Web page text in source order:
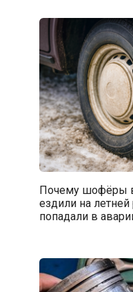
Почему шофёры
ездили на
попадали в